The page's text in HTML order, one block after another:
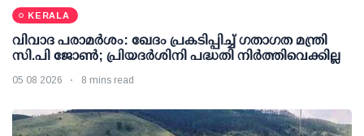
KERALA
വിവാദ പരാമര്‍ശം: ഖേദം പ്രകടിപ്പിച്ച് ഗതാഗത മന്ത്രി
സി.പി ജോണ്‍; പ്രിയദര്‍ശിനി പദ്ധതി നിര്‍ത്തിവെക്കില്ല
05 08 2026 8 mins read